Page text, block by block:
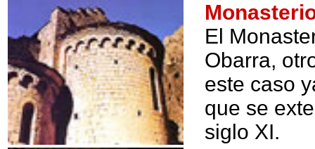
El
Obarra,
este caso
que se
siglo XI.